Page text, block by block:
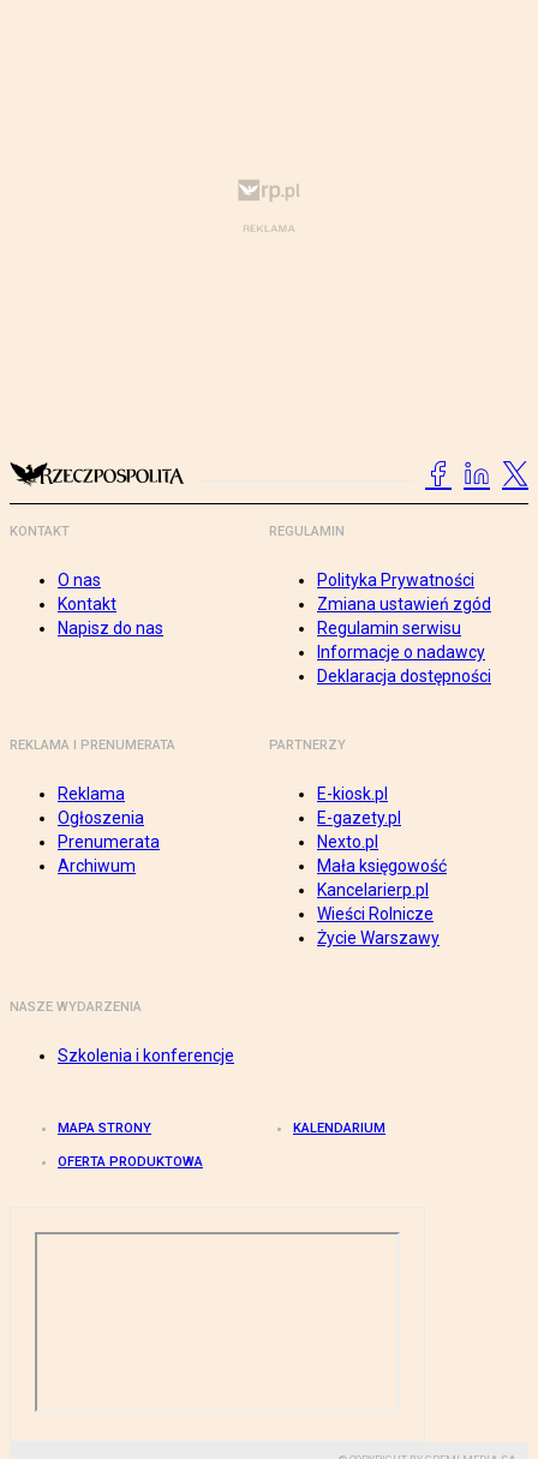
KONTAKT
O nas
Kontakt
Napisz do nas
REGULAMIN
Polityka Prywatności
Zmiana ustawień zgód
Regulamin serwisu
Informacje o nadawcy
Deklaracja dostępności
REKLAMA I PRENUMERATA
Reklama
Ogłoszenia
Prenumerata
Archiwum
PARTNERZY
E-kiosk.pl
E-gazety.pl
Nexto.pl
Mała księgowość
Kancelarierp.pl
Wieści Rolnicze
Życie Warszawy
NASZE WYDARZENIA
Szkolenia i konferencje
MAPA STRONY KALENDARIUM
OFERTA PRODUKTOWA